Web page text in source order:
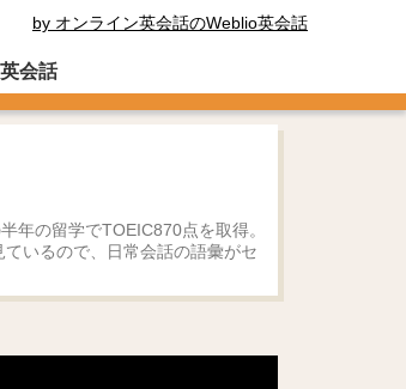
by オンライン英会話のWeblio英会話
会話
年の留学でTOEIC870点を取得。
いるので、日常会話の語彙がセ